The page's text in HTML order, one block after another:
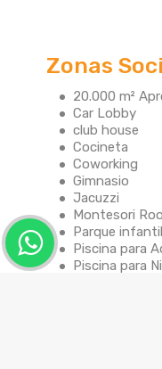
Zonas
20.000 m²
Car Lobby
club house
Cocineta
Coworking
Gimnasio
Jacuzzi
Montesori
Parque infantil
Piscina para
Piscina para